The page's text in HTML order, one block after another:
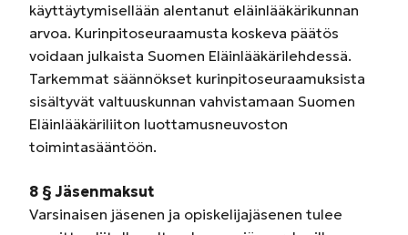
käyttäytymisellään alentanut eläinlääkärikunnan
arvoa. Kurinpitoseuraamusta koskeva päätös
voidaan julkaista Suomen Eläinlääkärilehdessä.
Tarkemmat säännökset kurinpitoseuraamuksista
sisältyvät valtuuskunnan vahvistamaan Suomen
Eläinlääkäriliiton luottamusneuvoston
toimintasääntöön.
8 § Jäsenmaksut
Varsinaisen jäsenen ja opiskelijajäsenen tulee